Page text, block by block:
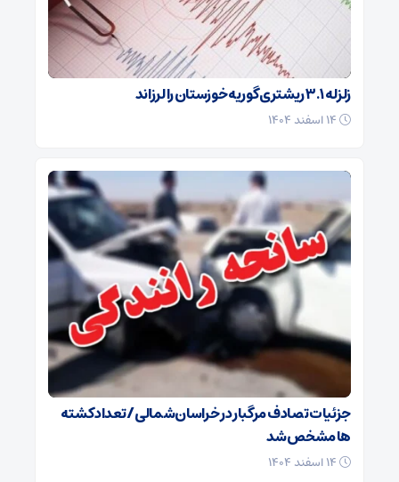
زلزله ۳.۱ ریشتری گوریه خوزستان را لرزاند
جزئیات تصادف مرگبار در خراسان‌شمالی/ تعداد کشته
ها مشخص شد